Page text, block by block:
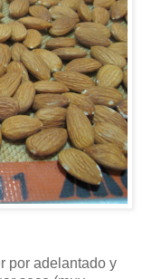
por adelantado y